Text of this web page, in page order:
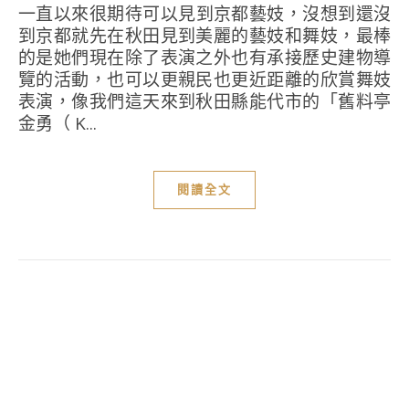
一直以來很期待可以見到京都藝妓，沒想到還沒
到京都就先在秋田見到美麗的藝妓和舞妓，最棒
的是她們現在除了表演之外也有承接歷史建物導
覽的活動，也可以更親民也更近距離的欣賞舞妓
表演，像我們這天來到秋田縣能代市的「舊料亭
金勇（ K...
閱讀全文